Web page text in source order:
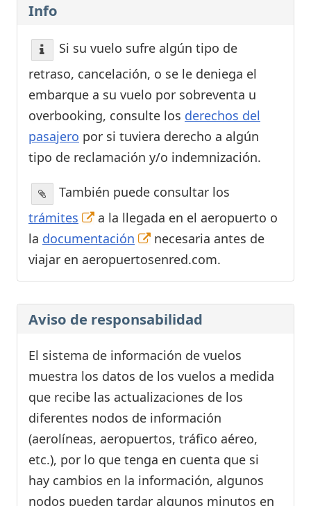
Info
Si su vuelo sufre algún tipo de
retraso, cancelación, o se le deniega el
embarque a su vuelo por sobreventa u
overbooking, consulte los derechos del
pasajero por si tuviera derecho a algún
tipo de reclamación y/o indemnización.
También puede consultar los
trámites
a la llegada en el aeropuerto o
la documentación
necesaria antes de
viajar en aeropuertosenred.com.
Aviso de responsabilidad
El sistema de información de vuelos
muestra los datos de los vuelos a medida
que recibe las actualizaciones de los
diferentes nodos de información
(aerolíneas, aeropuertos, tráfico aéreo,
etc.), por lo que tenga en cuenta que si
hay cambios en la información, algunos
nodos pueden tardar algunos minutos en